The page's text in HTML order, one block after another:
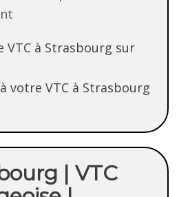
à Strasbourg sur
votre VTC à Strasbourg
| VTC